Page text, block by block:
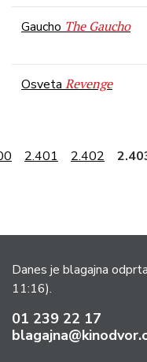
Gaucho The Gaucho
Osveta Revenge
2.401 2.402
Danes je blagajna
11:16).
01 239 22 17